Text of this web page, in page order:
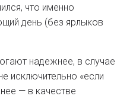
что именно
день (без ярлыков
надежнее, в случае
исключительно «если
— в качестве